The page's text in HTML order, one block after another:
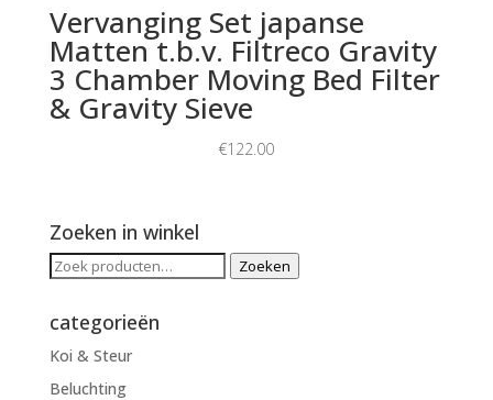
Vervanging Set japanse
Matten t.b.v. Filtreco Gravity
3 Chamber Moving Bed Filter
& Gravity Sieve
€122.00
Zoeken in winkel
Zoeken
Zoeken
categorieën
Koi & Steur
Beluchting